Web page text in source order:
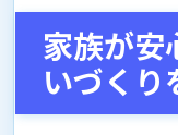
家族が安
いづくり